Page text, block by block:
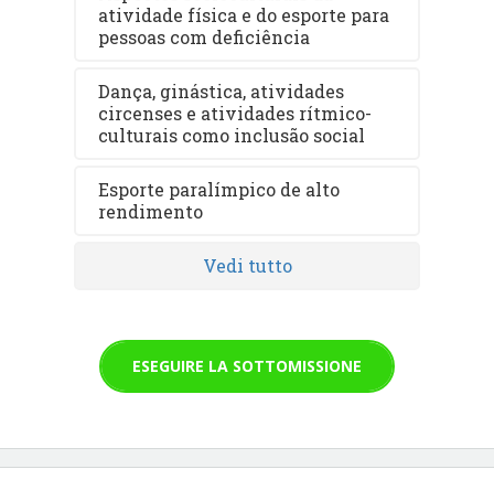
atividade física e do esporte para
pessoas com deficiência
Dança, ginástica, atividades
circenses e atividades rítmico-
culturais como inclusão social
Esporte paralímpico de alto
rendimento
Vedi tutto
ESEGUIRE LA SOTTOMISSIONE